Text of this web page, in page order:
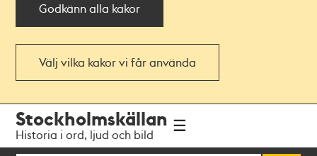
Godkänn alla kakor
Välj vilka kakor vi får använda
navigationen
huvudinnehållet
Stockholmskällan
Historia i ord, ljud och bild